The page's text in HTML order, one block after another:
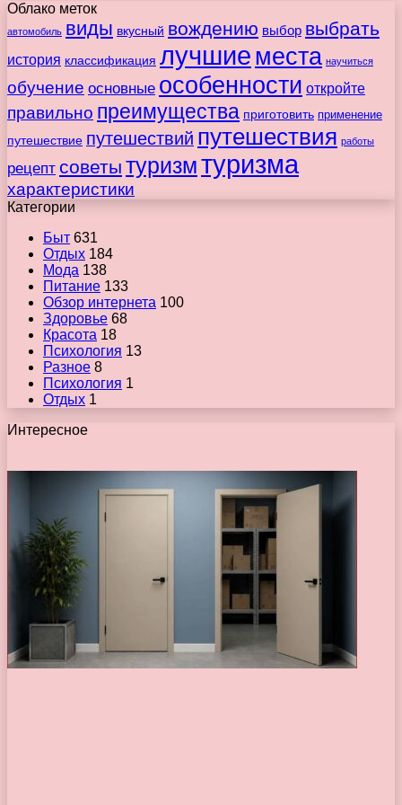
Облако меток
автомобиль виды вкусный вождению выбор выбрать
история классификация лучшиеместа научиться
обучение основные особенности откройте
правильно преимущества приготовить применение
путешествие путешествий путешествия работы
рецепт советы туризмтуризма
характеристики
Категории
Быт 631
Отдых 184
Мода 138
Питание 133
Обзор интернета 100
Здоровье 68
Красота 18
Психология 13
Разное 8
Психология 1
Отдых 1
Интересное